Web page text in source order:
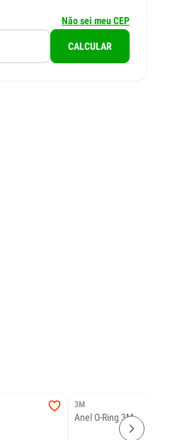
Não sei meu CEP
CALCULAR
3M
Anel O-Ring 3M